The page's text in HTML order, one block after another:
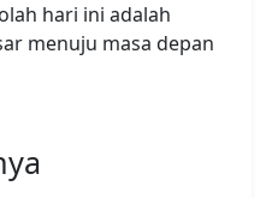
hari ini adalah
menuju masa depan